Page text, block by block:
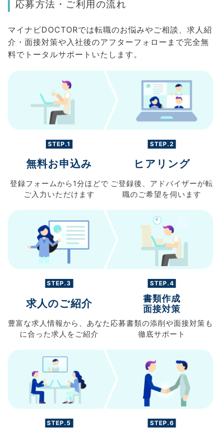
応募方法・ご利用の流れ
マイナビDOCTORでは転職のお悩みやご相談、求人紹
介・面接対策や入社後のアフターフォローまで完全無
料でトータルサポートいたします。
STEP.1
無料お申込み
登録フォームから 1分ほどで
ご入力 いただけます
STEP.2
ヒアリング
ご登録後、 アドバイザーが転
職のご希望を伺います
STEP.3
求人のご紹介
豊富な求人情報から、 あなた
に合った求人を ご紹介
STEP.4
書類作成
面接対策
応募書類の添削や面接対策も
徹底サポート
STEP.5 STEP.6